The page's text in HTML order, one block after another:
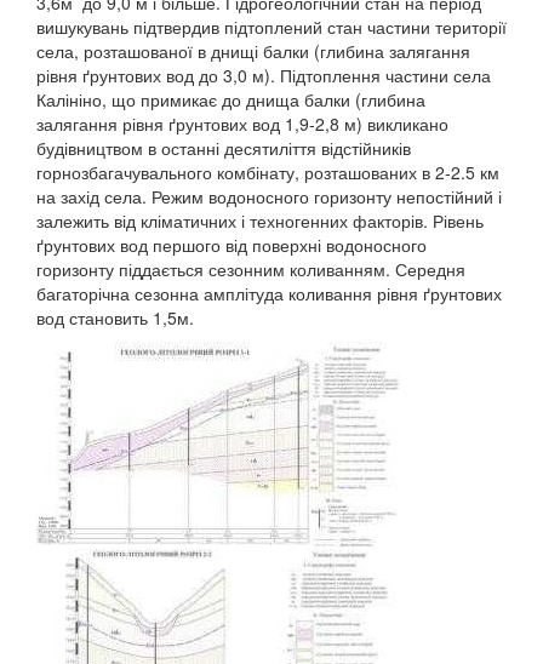
вишукувань підтвердив підтоплений стан частини території
села, розташованої в днищі балки (глибина залягання
рівня ґрунтових вод до 3,0 м). Підтоплення частини села
Калініно, що примикає до днища балки (глибина
залягання рівня ґрунтових вод 1,9-2,8 м) викликано
будівництвом в останні десятиліття відстійників
горнозбагачувального комбінату, розташованих в 2-2.5 км
на захід села. Режим водоносного горизонту непостійний і
залежить від кліматичних і техногенних факторів. Рівень
ґрунтових вод першого від поверхні водоносного
горизонту піддається сезонним коливанням. Середня
багаторічна сезонна амплітуда коливання рівня ґрунтових
вод становить 1,5м.